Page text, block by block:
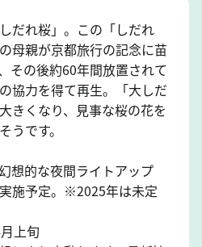
だれ桜」。この「しだれ
母親が京都旅行の記念に苗
その後約60年間放置されて
協力を得て再生。「大しだ
きくなり、見事な桜の花を
うです。
想的な夜間ライトアップ
実施予定。※2025年は未定
上旬